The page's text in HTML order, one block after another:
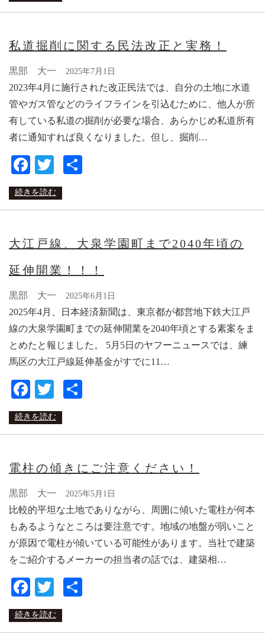
私道掘削に関する民法改正と実務！
黒部 大一 2025年7月1日
2023年4月に施行された改正民法では、自分の土地に水道
管やガス管などのライフラインを引込むために、他人が所
有している私道の掘削が必要な場合、あらかじめ私道所有
者に通知すれば良くなりました。但し、掘削…
Facebook
Twitter
続きを読む
大江戸線、大泉学園町まで2040年頃の
延伸開業！！！
黒部 大一 2025年6月1日
2025年4月、日本経済新聞は、東京都が都営地下鉄大江戸
線の大泉学園町までの延伸開業を2040年頃とする素案をま
とめたと報じました。 5月5日のヤフーニュースでは、練
馬区の大江戸線延伸基金がすでに11…
Facebook
Twitter
続きを読む
電柱の傾きにご注意ください！
黒部 大一 2025年5月1日
比較的平坦な土地でありながら、周囲に傾いた電柱が何本
もあるようなところは要注意です。地域の地盤が弱いこと
が原因で電柱が傾いている可能性があります。当社で建築
をご紹介するメーカーの担当者の話では、建築相…
Facebook
Twitter
続きを読む